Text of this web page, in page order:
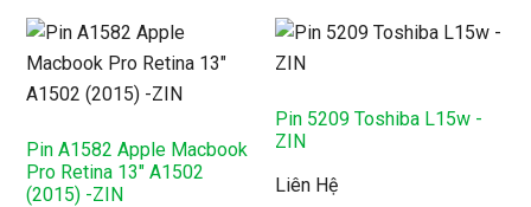
Pin A1582 Apple Macbook
Pro Retina 13″ A1502
(2015) -ZIN
Pin 5209 Toshiba L15w -
ZIN
Liên Hệ